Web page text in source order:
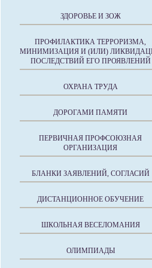
ЗДОРОВЬЕ И ЗОЖ
ПРОФИЛАКТИКА ТЕРРОРИЗМА,
МИНИМИЗАЦИЯ И (ИЛИ)
ПОСЛЕДСТВИЙ ЕГО ПРОЯВЛЕНИЙ
ОХРАНА ТРУДА
ДОРОГАМИ ПАМЯТИ
ПЕРВИЧНАЯ ПРОФСОЮЗНАЯ
ОРГАНИЗАЦИЯ
БЛАНКИ ЗАЯВЛЕНИЙ, СОГЛАСИЙ
ДИСТАНЦИОННОЕ ОБУЧЕНИЕ
ШКОЛЬНАЯ ВЕСЕЛОМАНИЯ
ОЛИМПИАДЫ